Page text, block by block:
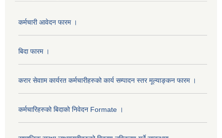
कर्मचारी आवेदन फारम ।
बिदा फारम ।
करार सेवााम कार्यरत कर्मचारीहरुको कार्य सम्पादन स्तर मूल्याङ्कन फारम ।
कर्मचारिहरुको बिदाको निवेदन Formate ।